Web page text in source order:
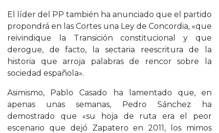
El líder del PP también ha anunciado que el partido
propondrá en las Cortes una Ley de Concordia, «que
reivindique la Transición constitucional y que
derogue, de facto, la sectaria reescritura de la
historia que arroja palabras de rencor sobre la
sociedad española».
Asimismo, Pablo Casado ha lamentado que, en
apenas unas semanas, Pedro Sánchez ha
demostrado que «su hoja de ruta era el peor
escenario que dejó Zapatero en 2011, los mimos